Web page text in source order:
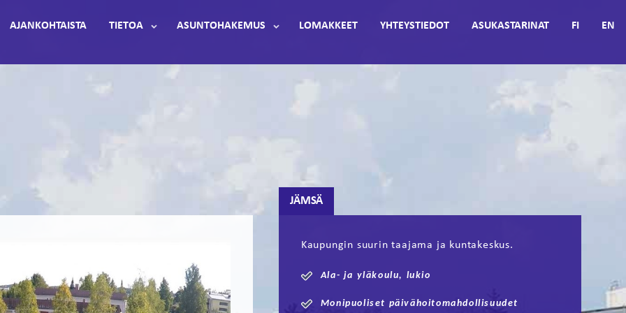
AJANKOHTAISTA TIETOA ASUNTOHAKEMUS LOMAKKEET YHTEYSTIEDOT ASUKASTARINAT FI EN
JÄMSÄ
Kaupungin suurin taajama ja kuntakeskus.
Ala- ja yläkoulu, lukio
Monipuoliset päivähoitomahdollisuudet